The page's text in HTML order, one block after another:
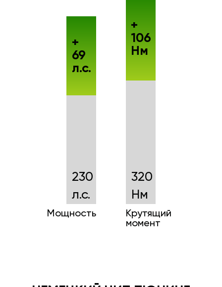
230
л.с.
Мощность
+
69
л.с.
320
Нм
Крутящий
момент
+
106
Нм